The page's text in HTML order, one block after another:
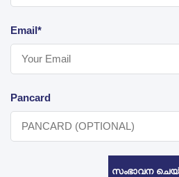
Email*
Pancard
സംഭാവന